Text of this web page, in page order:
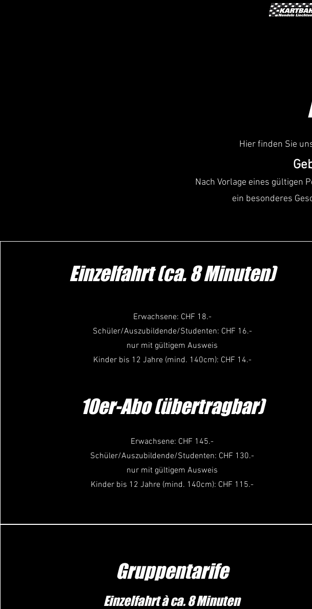
Hier finden Sie
Nach Vorlage eines gültigen
ein besonderes
Einzelfahrt (ca. 8 Minuten)
Erwachsene: CHF 18.-
Schüler/Auszubildende/Studenten: CHF 16.-
nur mit gültigem Ausweis
Kinder bis 12 Jahre (mind. 140cm): CHF 14.-
10er-Abo (übertragbar)
Erwachsene: CHF 145.-
Schüler/Auszubildende/Studenten: CHF 130.-
nur mit gültigem Ausweis
Kinder bis 12 Jahre (mind. 140cm): CHF 115.-
Gruppentarife
Einzelfahrt à ca. 8 Minuten